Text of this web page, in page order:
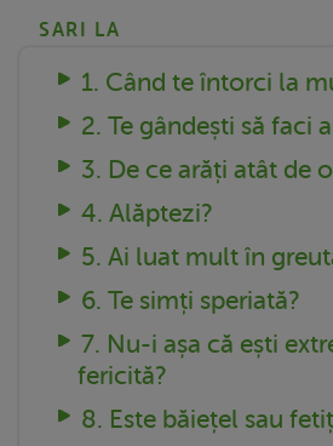
SARI LA
1. Când te întorci la
2. Te gândești să faci
3. De ce arăți atât de
4. Alăptezi?
5. Ai luat mult în
6. Te simți speriată?
7. Nu-i așa că ești
fericită?
8. Este băiețel sau